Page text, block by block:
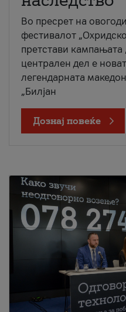
Во пресрет на
фестивалот
претстави кампањата
централен дел е
легендарната
„Билјан
Дознај повеќе